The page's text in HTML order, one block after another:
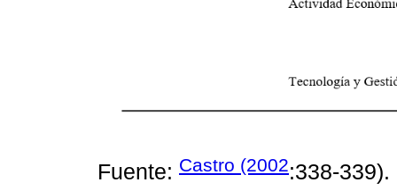
Fuente: Castro (2002:338-339).